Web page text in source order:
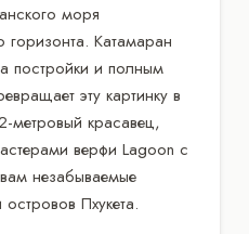
моря
Катамаран
постройки и полным
эту картинку в
метровый красавец,
верфи Lagoon с
незабываемые
Пхукета.